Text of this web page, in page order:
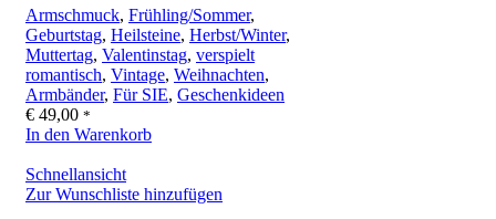
Armschmuck, Frühling/Sommer,
Geburtstag, Heilsteine, Herbst/Winter,
Muttertag, Valentinstag, verspielt
romantisch, Vintage, Weihnachten,
Armbänder, Für SIE, Geschenkideen
€ 49,00 *
In den Warenkorb
Schnellansicht
Zur Wunschliste hinzufügen